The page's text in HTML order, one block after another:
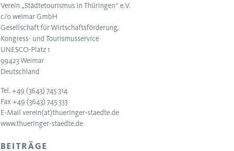
Verein „Städtetourismus in Thüringen“ e.V.
c/o weimar GmbH
Gesellschaft für Wirtschaftsförderung,
Kongress- und Tourismusservice
UNESCO-Platz 1
99423 Weimar
Deutschland
Tel. +49 (3643) 745 314
Fax +49 (3643) 745 333
E-Mail verein(at)thueringer-staedte.de
www.thueringer-staedte.de
BEITRÄGE